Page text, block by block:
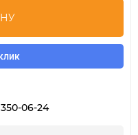
06-24